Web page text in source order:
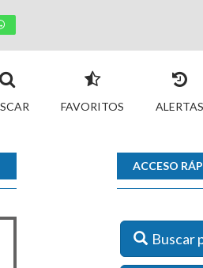
FAVORITOS ALERTAS
ACCESO
Buscar